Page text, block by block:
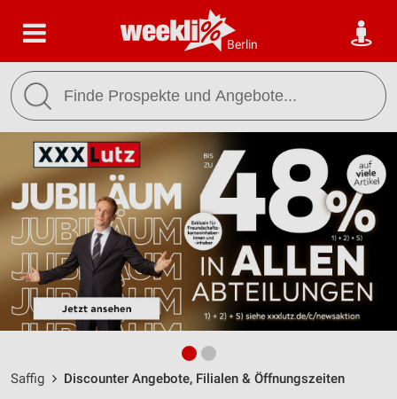
Berlin
Saffig Discounter Angebote, Filialen & Öffnungszeiten